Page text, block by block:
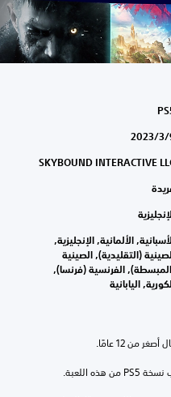
SKYBOUND INTERACTIVE
الألمانية, الإنجليزية,
(التقليدية), الصينية
الفرنسية (فرنسا),
اليابانية